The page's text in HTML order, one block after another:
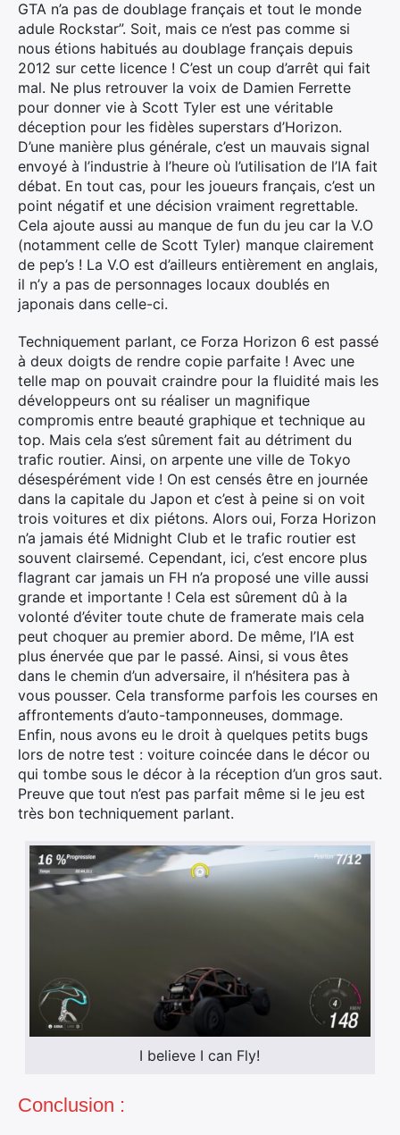
GTA n’a pas de doublage français et tout le monde
adule Rockstar”. Soit, mais ce n’est pas comme si
nous étions habitués au doublage français depuis
2012 sur cette licence ! C’est un coup d’arrêt qui fait
mal. Ne plus retrouver la voix de Damien Ferrette
pour donner vie à Scott Tyler est une véritable
déception pour les fidèles superstars d’Horizon.
D’une manière plus générale, c’est un mauvais signal
envoyé à l’industrie à l’heure où l’utilisation de l’IA fait
débat. En tout cas, pour les joueurs français, c’est un
point négatif et une décision vraiment regrettable.
Cela ajoute aussi au manque de fun du jeu car la V.O
(notamment celle de Scott Tyler) manque clairement
de pep’s ! La V.O est d’ailleurs entièrement en anglais,
il n’y a pas de personnages locaux doublés en
japonais dans celle-ci.
Techniquement parlant, ce Forza Horizon 6 est passé
à deux doigts de rendre copie parfaite ! Avec une
telle map on pouvait craindre pour la fluidité mais les
développeurs ont su réaliser un magnifique
compromis entre beauté graphique et technique au
top. Mais cela s’est sûrement fait au détriment du
trafic routier. Ainsi, on arpente une ville de Tokyo
désespérément vide ! On est censés être en journée
dans la capitale du Japon et c’est à peine si on voit
trois voitures et dix piétons. Alors oui, Forza Horizon
n’a jamais été Midnight Club et le trafic routier est
souvent clairsemé. Cependant, ici, c’est encore plus
flagrant car jamais un FH n’a proposé une ville aussi
grande et importante ! Cela est sûrement dû à la
volonté d’éviter toute chute de framerate mais cela
peut choquer au premier abord. De même, l’IA est
plus énervée que par le passé. Ainsi, si vous êtes
dans le chemin d’un adversaire, il n’hésitera pas à
vous pousser. Cela transforme parfois les courses en
affrontements d’auto-tamponneuses, dommage.
Enfin, nous avons eu le droit à quelques petits bugs
lors de notre test : voiture coincée dans le décor ou
qui tombe sous le décor à la réception d’un gros saut.
Preuve que tout n’est pas parfait même si le jeu est
très bon techniquement parlant.
I believe I can Fly!
Conclusion :